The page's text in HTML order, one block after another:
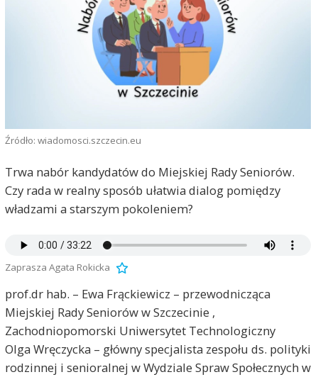
Źródło: wiadomosci.szczecin.eu
Trwa nabór kandydatów do Miejskiej Rady Seniorów.
Czy rada w realny sposób ułatwia dialog pomiędzy
władzami a starszym pokoleniem?
Zaprasza Agata Rokicka
prof.dr hab. – Ewa Frąckiewicz – przewodnicząca
Miejskiej Rady Seniorów w Szczecinie ,
Zachodniopomorski Uniwersytet Technologiczny
Olga Wręczycka – główny specjalista zespołu ds. polityki
rodzinnej i senioralnej w Wydziale Spraw Społecznych w